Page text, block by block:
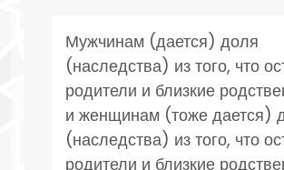
Мужчинам (дается) доля
(наследства) из того, что
родители и близкие
и женщинам (тоже дается)
(наследства) из того, что
родители и близкие